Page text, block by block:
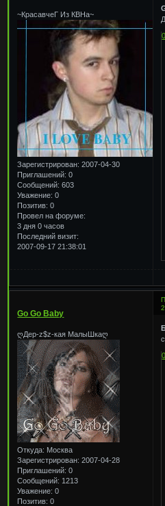
~КрасавчеГ Из КВНа~
Зарегистрирован: 2007-04-30
Приглашений: 0
Сообщений: 603
Уважение: 0
Позитив: 0
Провел на форуме:
3 дня 0 часов
Последний визит:
2007-09-17 21:38:01
0
Go Go Baby
ღДер-z$z-кая МалыШкаღ
Откуда: Москва
Зарегистрирован: 2007-04-28
Приглашений: 0
Сообщений: 1213
Уважение: 0
Позитив: 0
0